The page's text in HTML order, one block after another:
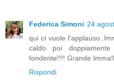
Federica Simoni 24
qui ci vuole
caldo poi
fondente!!!! Grande
Rispondi